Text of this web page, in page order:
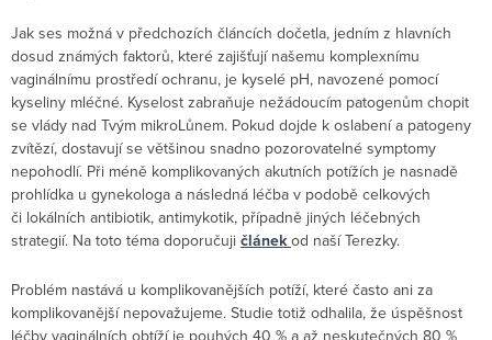
Jak ses možná v předchozích článcích dočetla, jedním z hlavních
dosud známých faktorů, které zajišťují našemu komplexnímu
vaginálnímu prostředí ochranu, je kyselé pH, navozené pomocí
kyseliny mléčné. Kyselost zabraňuje nežádoucím patogenům chopit
se vlády nad Tvým mikroLůnem. Pokud dojde k oslabení a patogeny
zvítězí, dostavují se většinou snadno pozorovatelné symptomy
nepohodlí. Při méně komplikovaných akutních potížích je nasnadě
prohlídka u gynekologa a následná léčba v podobě celkových
či lokálních antibiotik, antimykotik, případně jiných léčebných
strategií. Na toto téma doporučuji článek od naší Terezky.
Problém nastává u komplikovanějších potíží, které často ani za
komplikovanější nepovažujeme. Studie totiž odhalila, že úspěšnost
léčby vaginálních obtíží je pouhých 40 % a až neskutečných 80 %